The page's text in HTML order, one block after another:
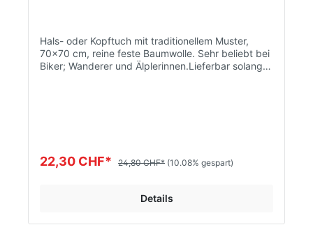
Hals- oder Kopftuch mit traditionellem Muster,
70x70 cm, reine feste Baumwolle. Sehr beliebt bei
Biker; Wanderer und Älplerinnen.Lieferbar solange
22,30 CHF* 24,80 CHF* (10.08% gespart)
Details